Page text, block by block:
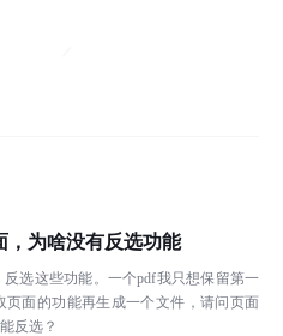
，为啥没有反选功能
选这些功能。一个pdf我只想保留第一
面的功能再生成一个文件，请问页面
反选？